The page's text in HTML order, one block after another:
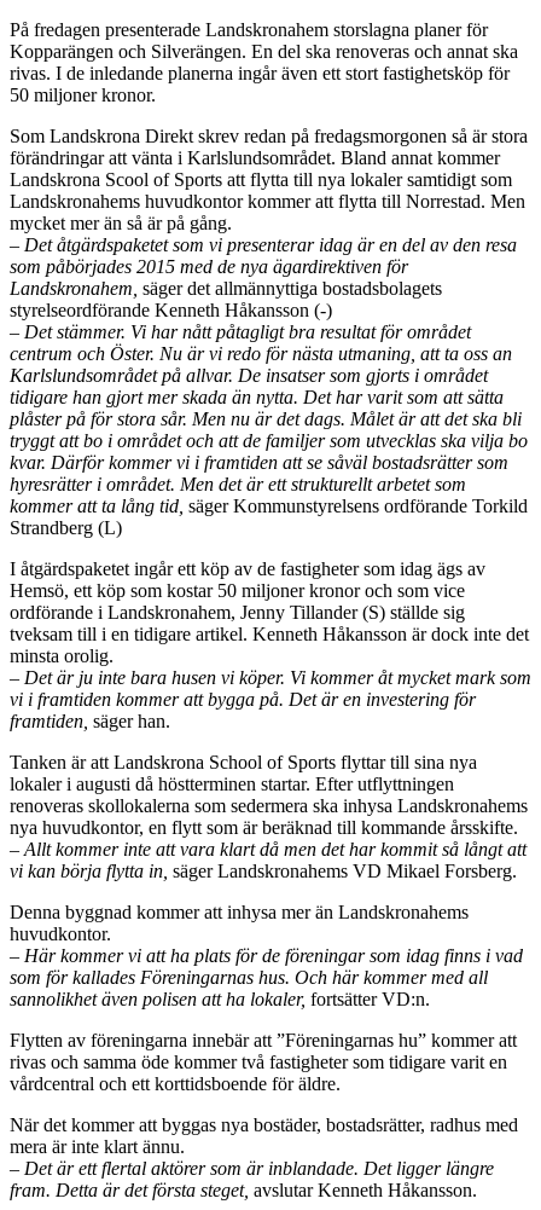
På fredagen presenterade Landskronahem storslagna planer för
Kopparängen och Silverängen. En del ska renoveras och annat ska
rivas. I de inledande planerna ingår även ett stort fastighetsköp för
50 miljoner kronor.
Som Landskrona Direkt skrev redan på fredagsmorgonen så är stora
förändringar att vänta i Karlslundsområdet. Bland annat kommer
Landskrona Scool of Sports att flytta till nya lokaler samtidigt som
Landskronahems huvudkontor kommer att flytta till Norrestad. Men
mycket mer än så är på gång.
– Det åtgärdspaketet som vi presenterar idag är en del av den resa
som påbörjades 2015 med de nya ägardirektiven för
Landskronahem, säger det allmännyttiga bostadsbolagets
styrelseordförande Kenneth Håkansson (-)
– Det stämmer. Vi har nått påtagligt bra resultat för området
centrum och Öster. Nu är vi redo för nästa utmaning, att ta oss an
Karlslundsområdet på allvar. De insatser som gjorts i området
tidigare han gjort mer skada än nytta. Det har varit som att sätta
plåster på för stora sår. Men nu är det dags. Målet är att det ska bli
tryggt att bo i området och att de familjer som utvecklas ska vilja bo
kvar. Därför kommer vi i framtiden att se såväl bostadsrätter som
hyresrätter i området. Men det är ett strukturellt arbetet som
kommer att ta lång tid, säger Kommunstyrelsens ordförande Torkild
Strandberg (L)
I åtgärdspaketet ingår ett köp av de fastigheter som idag ägs av
Hemsö, ett köp som kostar 50 miljoner kronor och som vice
ordförande i Landskronahem, Jenny Tillander (S) ställde sig
tveksam till i en tidigare artikel. Kenneth Håkansson är dock inte det
minsta orolig.
– Det är ju inte bara husen vi köper. Vi kommer åt mycket mark som
vi i framtiden kommer att bygga på. Det är en investering för
framtiden, säger han.
Tanken är att Landskrona School of Sports flyttar till sina nya
lokaler i augusti då höstterminen startar. Efter utflyttningen
renoveras skollokalerna som sedermera ska inhysa Landskronahems
nya huvudkontor, en flytt som är beräknad till kommande årsskifte.
– Allt kommer inte att vara klart då men det har kommit så långt att
vi kan börja flytta in, säger Landskronahems VD Mikael Forsberg.
Denna byggnad kommer att inhysa mer än Landskronahems
huvudkontor.
– Här kommer vi att ha plats för de föreningar som idag finns i vad
som för kallades Föreningarnas hus. Och här kommer med all
sannolikhet även polisen att ha lokaler, fortsätter VD:n.
Flytten av föreningarna innebär att ”Föreningarnas hu” kommer att
rivas och samma öde kommer två fastigheter som tidigare varit en
vårdcentral och ett korttidsboende för äldre.
När det kommer att byggas nya bostäder, bostadsrätter, radhus med
mera är inte klart ännu.
– Det är ett flertal aktörer som är inblandade. Det ligger längre
fram. Detta är det första steget, avslutar Kenneth Håkansson.